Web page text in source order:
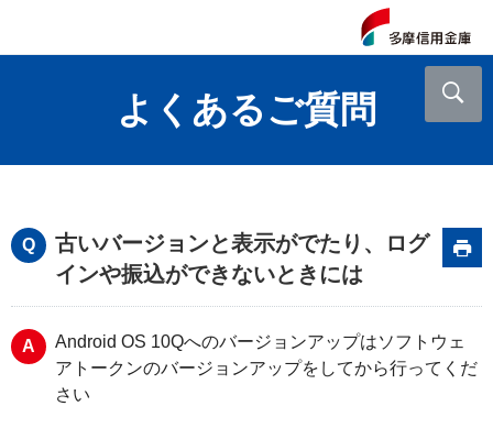
よくあるご質問
古いバージョンと表示がでたり、ログ
インや振込ができないときには
Android OS 10Qへのバージョンアップはソフトウェ
アトークンのバージョンアップをしてから行ってくだ
さい